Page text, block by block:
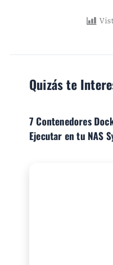
Quizás te
7 Contenedores
Ejecutar en tu NAS